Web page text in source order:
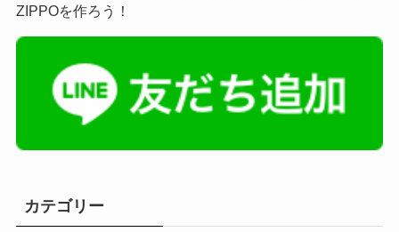
ZIPPOを作ろう！
カテゴリー